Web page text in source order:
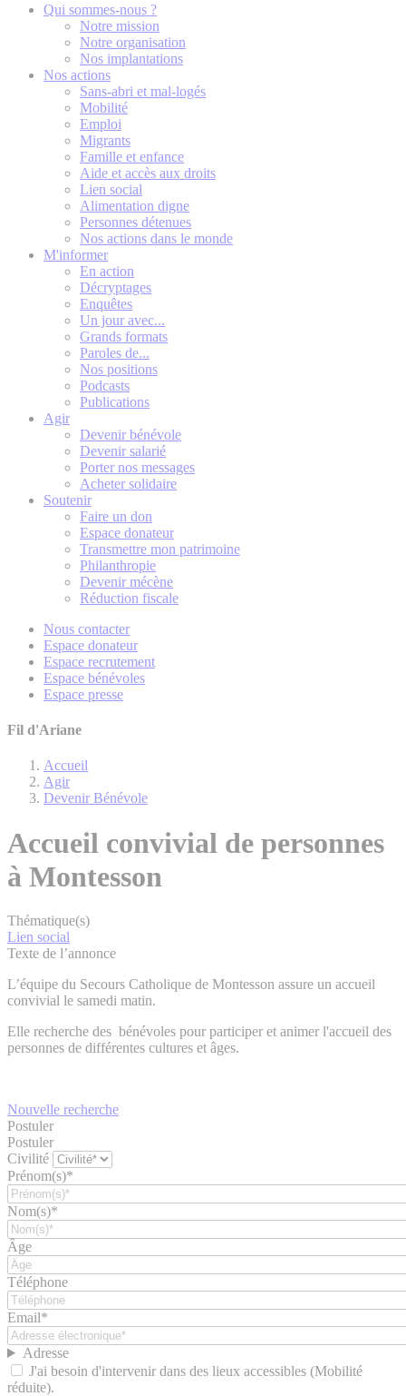
Qui sommes-nous ?
Notre mission
Notre organisation
Nos implantations
Nos actions
Sans-abri et mal-logés
Mobilité
Emploi
Migrants
Famille et enfance
Aide et accès aux droits
Lien social
Alimentation digne
Personnes détenues
Nos actions dans le monde
M'informer
En action
Décryptages
Enquêtes
Un jour avec...
Grands formats
Paroles de...
Nos positions
Podcasts
Publications
Agir
Devenir bénévole
Devenir salarié
Porter nos messages
Acheter solidaire
Soutenir
Faire un don
Espace donateur
Transmettre mon patrimoine
Philanthropie
Devenir mécène
Réduction fiscale
Nous contacter
Espace donateur
Espace recrutement
Espace bénévoles
Espace presse
Fil d'Ariane
Accueil
Agir
Devenir Bénévole
Accueil convivial de personnes
à Montesson
Thématique(s)
Lien social
Texte de l’annonce
L’équipe du Secours Catholique de Montesson assure un accueil
convivial le samedi matin.
Elle recherche des bénévoles pour participer et animer l'accueil des
personnes de différentes cultures et âges.
Nouvelle recherche
Postuler
Postuler
Civilité
Prénom(s)*
Nom(s)*
Âge
Téléphone
Email*
Adresse
J'ai besoin d'intervenir dans des lieux accessibles (Mobilité
réduite).